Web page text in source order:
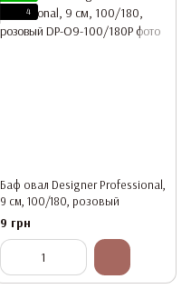
4
Баф овал Designer Professional,
9 см, 100/180, розовый
9 грн